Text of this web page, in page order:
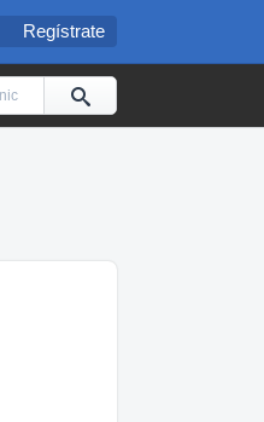
Regístrate